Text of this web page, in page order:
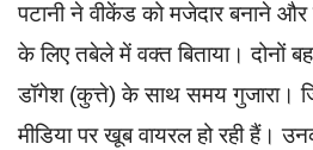
पटानी ने वीकेंड को मजेदार बनाने
के लिए तबेले में वक्त बिताया। दोनों
डॉगेश (कुत्ते) के साथ समय गुजारा।
मीडिया पर खूब वायरल हो रही हैं।